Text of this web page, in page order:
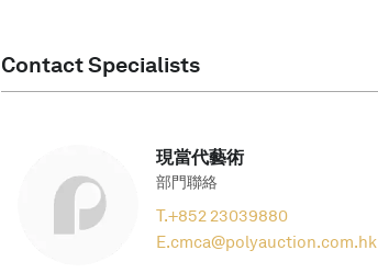
Contact Specialists
現當代藝術
部門聯絡
T.+852 23039880
E.cmca@polyauction.com.hk